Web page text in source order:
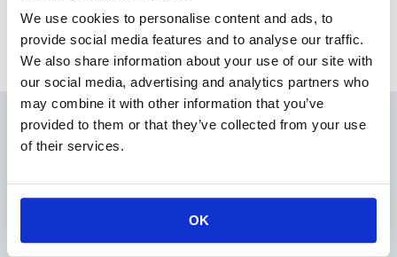
We use cookies to personalise content and ads, to
provide social media features and to analyse our traffic.
We also share information about your use of our site with
our social media, advertising and analytics partners who
may combine it with other information that you’ve
provided to them or that they’ve collected from your use
of their services.
OK
Archive
会員
KOAの技術